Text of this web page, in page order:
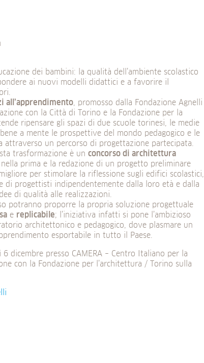
dei bambini: la qualità dell’ambiente scolastico
ai nuovi modelli didattici e a favorire il
all’apprendimento, promosso dalla Fondazione Agnelli
con la Città di Torino e la Fondazione per la
ripensare gli spazi di due scuole torinesi, le medie
a mente le prospettive del mondo pedagogico e le
attraverso un percorso di progettazione partecipata.
trasformazione è un concorso di architettura
prima e la redazione di un progetto preliminare
per stimolare la riflessione sugli edifici scolastici,
di progettisti indipendentemente dalla loro età e dalla
di qualità alle realizzazioni.
potranno proporre la propria soluzione progettuale
e replicabile; l’iniziativa infatti si pone l’ambizioso
architettonico e pedagogico, dove plasmare un
esportabile in tutto il Paese.
dicembre presso CAMERA – Centro Italiano per la
con la Fondazione per l’architettura / Torino sulla